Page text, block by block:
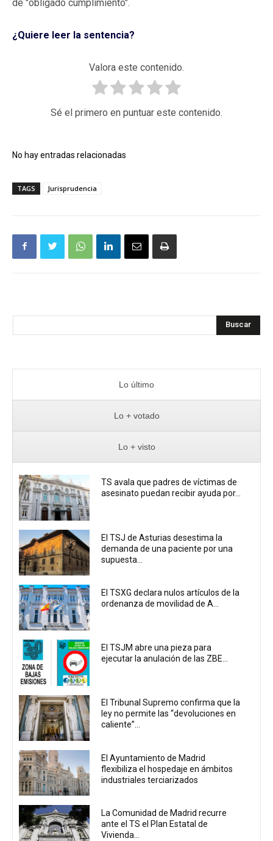
de "obligado cumplimiento".
¿Quiere leer la sentencia?
Valora este contenido.
Sé el primero en puntuar este contenido.
No hay entradas relacionadas
TAGS Jurisprudencia
Buscar
Lo último
Lo + votado
Lo + visto
TS avala que padres de víctimas de
asesinato puedan recibir ayuda por...
El TSJ de Asturias desestima la
demanda de una paciente por una
supuesta...
El TSXG declara nulos artículos de la
ordenanza de movilidad de A...
El TSJM abre una pieza para
ejecutar la anulación de las ZBE...
El Tribunal Supremo confirma que la
ley no permite las “devoluciones en
caliente”...
El Ayuntamiento de Madrid
flexibiliza el hospedaje en ámbitos
industriales terciarizados
La Comunidad de Madrid recurre
ante el TS el Plan Estatal de
Vivienda...